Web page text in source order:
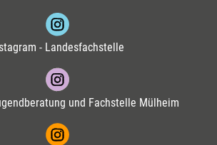
- Landesfachstelle
und Fachstelle Mülheim